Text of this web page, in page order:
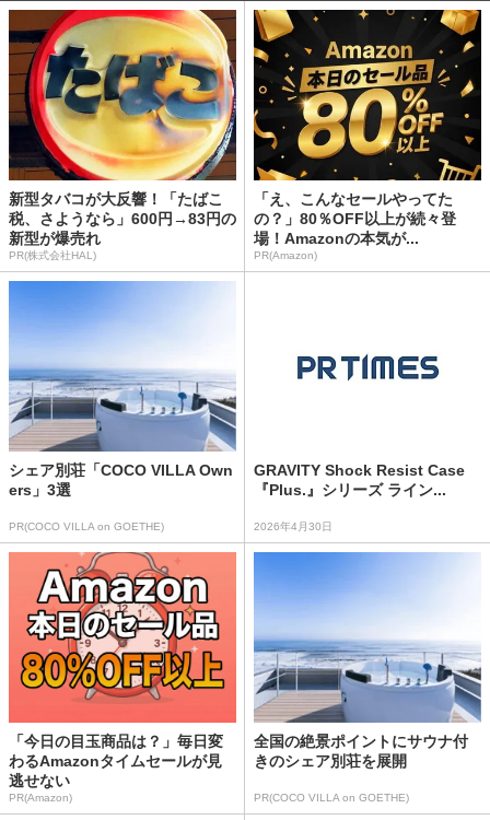
新型タバコが大反響！「たばこ
税、さようなら」600円→83円の
新型が爆売れ
PR(株式会社HAL)
「え、こんなセールやってた
の？」80％OFF以上が続々登
場！Amazonの本気が...
PR(Amazon)
シェア別荘「COCO VILLA Own
ers」3選
PR(COCO VILLA on GOETHE)
GRAVITY Shock Resist Case
『Plus.』シリーズ ライン...
2026年4月30日
「今日の目玉商品は？」毎日変
わるAmazonタイムセールが見
逃せない
PR(Amazon)
全国の絶景ポイントにサウナ付
きのシェア別荘を展開
PR(COCO VILLA on GOETHE)